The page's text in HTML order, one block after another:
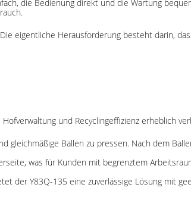
die Bedienung direkt und die Wartung
eigentliche Herausforderung besteht darin,
und Recyclingeffizienz erheblich
Ballen zu pressen. Nach dem
was für Kunden mit begrenztem
der Y83Q-135 eine zuverlässige Lösung mit